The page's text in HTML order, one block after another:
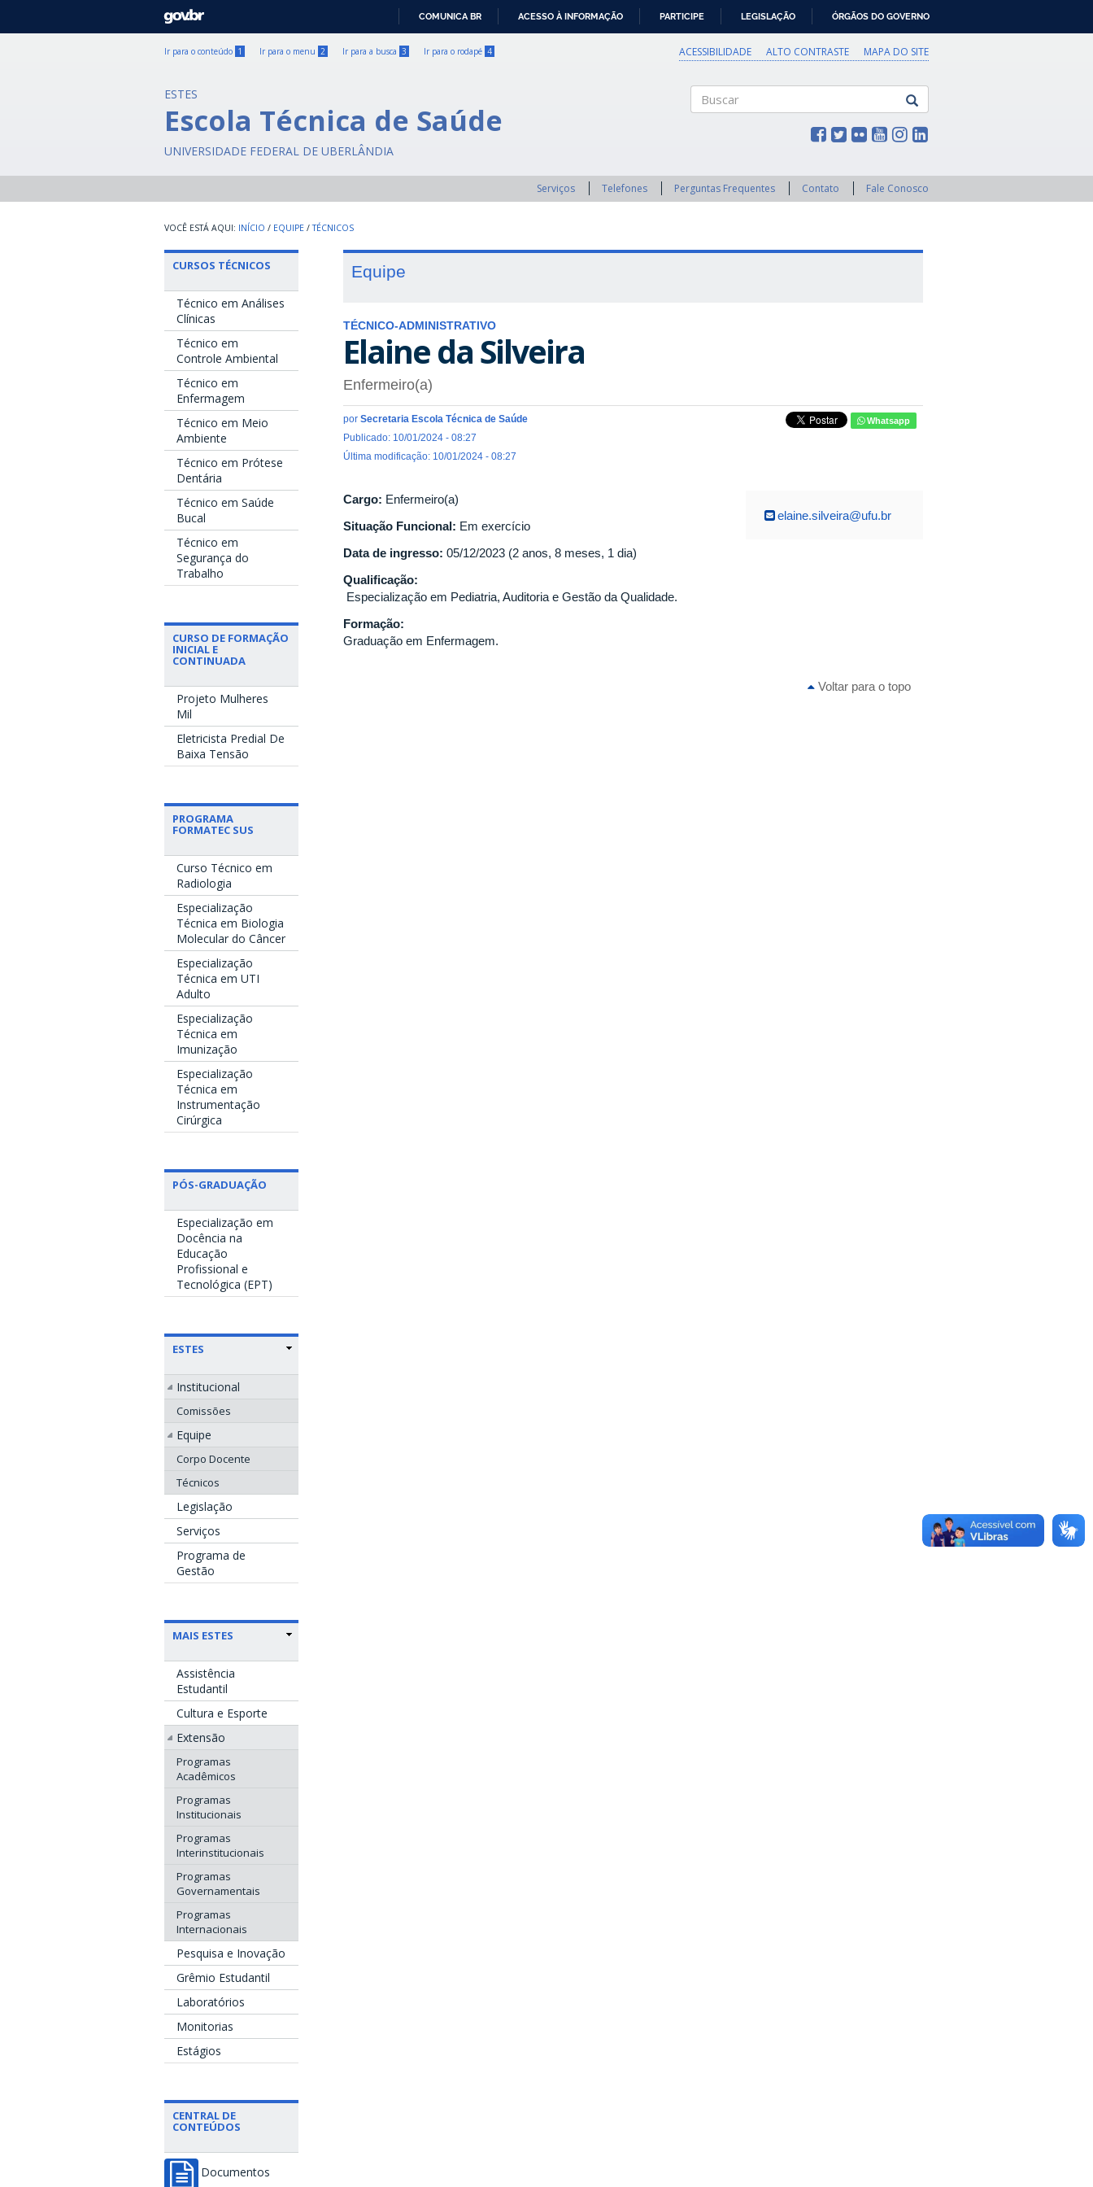
GOVBR
COMUNICA BR ACESSO À INFORMAÇÃO PARTICIPE LEGISLAÇÃO ÓRGÃOS DO GOVERNO
Ir para o conteúdo 1 Ir para o menu 2 Ir para a busca 3 Ir para o rodapé 4 ACESSIBILIDADE ALTO CONTRASTE MAPA DO SITE
ESTES
Escola Técnica de Saúde
UNIVERSIDADE FEDERAL DE UBERLÂNDIA
Serviços Telefones Perguntas Frequentes Contato Fale Conosco
INÍCIO / EQUIPE / TÉCNICOS
CURSOS TÉCNICOS
Técnico em Análises
Clínicas
Técnico em
Controle Ambiental
Técnico em
Enfermagem
Técnico em Meio
Ambiente
Técnico em Prótese
Dentária
Técnico em Saúde
Bucal
Técnico em
Segurança do
Trabalho
CURSO DE FORMAÇÃO
INICIAL E
CONTINUADA
Projeto Mulheres
Mil
Eletricista Predial De
Baixa Tensão
PROGRAMA
FORMATEC SUS
Curso Técnico em
Radiologia
Especialização
Técnica em Biologia
Molecular do Câncer
Especialização
Técnica em UTI
Adulto
Especialização
Técnica em
Imunização
Especialização
Técnica em
Instrumentação
Cirúrgica
PÓS-GRADUAÇÃO
Especialização em
Docência na
Educação
Profissional e
Tecnológica (EPT)
ESTES
Institucional
Comissões
Equipe
Corpo Docente
Técnicos
Legislação
Serviços
Programa de
Gestão
MAIS ESTES
Assistência
Estudantil
Cultura e Esporte
Extensão
Programas
Acadêmicos
Programas
Institucionais
Programas
Interinstitucionais
Programas
Governamentais
Programas
Internacionais
Pesquisa e Inovação
Grêmio Estudantil
Laboratórios
Monitorias
Estágios
CENTRAL DE
CONTEÚDOS
Documentos
Equipe
TÉCNICO-ADMINISTRATIVO
Elaine da Silveira
Enfermeiro(a)
por Secretaria Escola Técnica de Saúde
Publicado: 10/01/2024 - 08:27
Última modificação: 10/01/2024 - 08:27
Whatsapp
Cargo: Enfermeiro(a)
Situação Funcional: Em exercício
Data de ingresso: 05/12/2023 (2 anos, 8 meses, 1 dia)
Qualificação:
Especialização em Pediatria, Auditoria e Gestão da Qualidade.
Formação:
Graduação em Enfermagem.
elaine.silveira@ufu.br
Voltar para o topo